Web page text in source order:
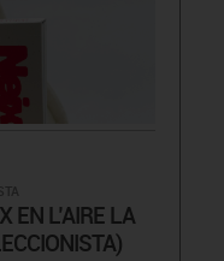
EN L’AIRE LA